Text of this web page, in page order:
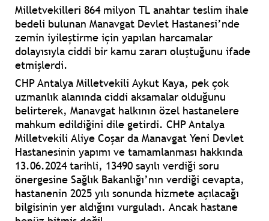
Milletvekilleri 864 milyon TL anahtar teslim ihale
bedeli bulunan Manavgat Devlet Hastanesi’nde
zemin iyileştirme için yapılan harcamalar
dolayısıyla ciddi bir kamu zararı oluştuğunu ifade
etmişlerdi.
CHP Antalya Milletvekili Aykut Kaya, pek çok
uzmanlık alanında ciddi aksamalar olduğunu
belirterek, Manavgat halkının özel hastanelere
mahkum edildiğini dile getirdi. CHP Antalya
Milletvekili Aliye Coşar da Manavgat Yeni Devlet
Hastanesinin yapımı ve tamamlanması hakkında
13.06.2024 tarihli, 13490 sayılı verdiği soru
önergesine Sağlık Bakanlığı’nın verdiği cevapta,
hastanenin 2025 yılı sonunda hizmete açılacağı
bilgisinin yer aldığını vurguladı. Ancak hastane